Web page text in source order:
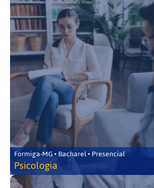
Formiga-MG • Bacharel • Presencial
Psicologia